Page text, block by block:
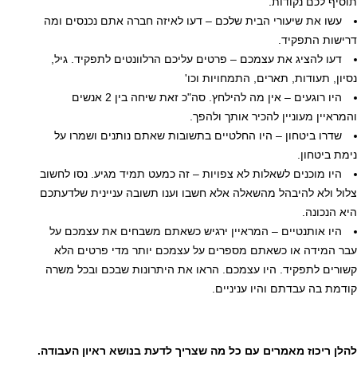
עשו את שיעורי הבית שלכם – דעו לאיזה חברה אתם נכנסים ומה
דרישות התפקיד.
דעו להציג את עצמכם – פרטים עליכם הרלוונטים לתפקיד. גיל,
נסיון, תעודות, תארים, התמחויות וכו'
היו רוגעים – אין מה להילחץ. סה"כ זאת שיחה בין 2 אנשים
והמראיין מעוניין להכיר אותך ולהפך.
שדרו ביטחון – היו החלטיים בתשובות שאתם נותנים ושמרו על
נימת ביטחון.
היו מוכנים לשאלות לא צפויות – זה כמעט תמיד מגיע. נסו לחשוב
צלול ולא להיבהל מהשאלה אלא חשבו וענו תשובה עניינית שלדעתכם
היא הנכונה.
היו אותנטיים – המראיין ירגיש כשאתם משבחים את עצמכם על
עבר המידה או כשאתם מספרים על עצמכם יותר מדי פרטים הלא
קשורים לתפקיד. היו עצמכם. הראו את היתרונות שבכם ובכל משרה
קודמת בה עבדתם והיו עניניים.
להלן ריכוז מאמרים עם כל מה שצריך לדעת בנושא ראיון העבודה.